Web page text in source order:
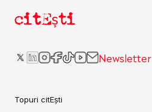
citEști
Newsletter
Topuri citEști